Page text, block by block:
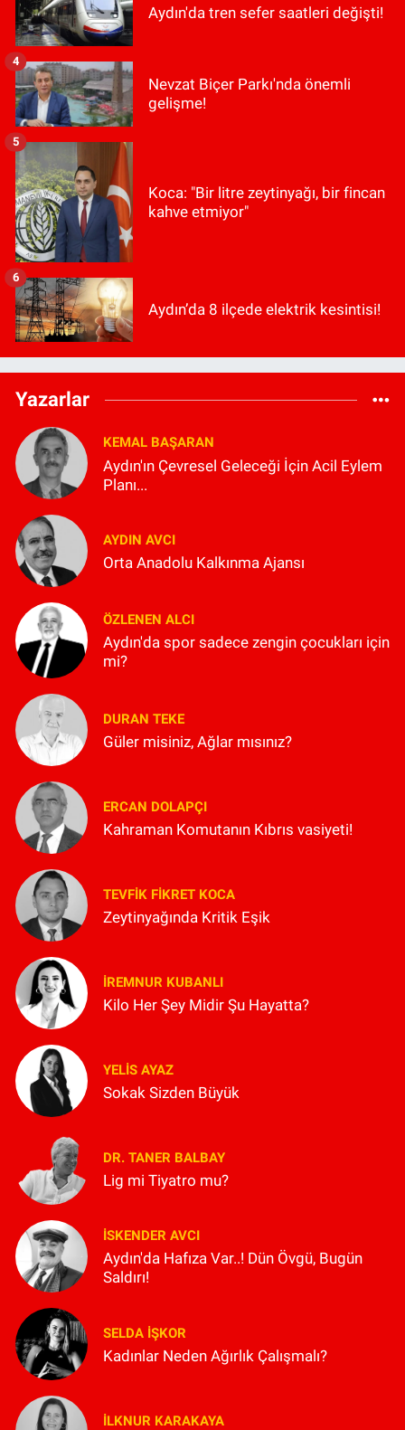
Aydın'da tren sefer saatleri değişti!
Nevzat Biçer Parkı'nda önemli
gelişme!
4
Koca: "Bir litre zeytinyağı, bir fincan
kahve etmiyor"
5
Aydın’da 8 ilçede elektrik kesintisi!
6
Yazarlar
KEMAL BAŞARAN
Aydın'ın Çevresel Geleceği İçin Acil Eylem
Planı...
AYDIN AVCI
Orta Anadolu Kalkınma Ajansı
ÖZLENEN ALCI
Aydın'da spor sadece zengin çocukları için
mi?
DURAN TEKE
Güler misiniz, Ağlar mısınız?
ERCAN DOLAPÇI
Kahraman Komutanın Kıbrıs vasiyeti!
TEVFIK FIKRET KOCA
Zeytinyağında Kritik Eşik
İREMNUR KUBANLI
Kilo Her Şey Midir Şu Hayatta?
YELIS AYAZ
Sokak Sizden Büyük
DR. TANER BALBAY
Lig mi Tiyatro mu?
İSKENDER AVCI
Aydın'da Hafıza Var..! Dün Övgü, Bugün
Saldırı!
SELDA İŞKOR
Kadınlar Neden Ağırlık Çalışmalı?
İLKNUR KARAKAYA